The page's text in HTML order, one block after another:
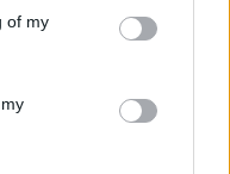
You may click to
its third-party tags to
in below Google
of my
Bonchida
a közönségnek.